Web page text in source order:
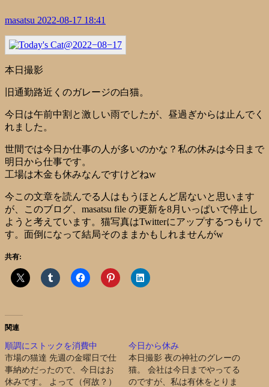
masatsu 2022-08-17 18:41
本日撮影
旧通勤路近くのガレージの白猫。
今日は午前中割と激しい雨でしたが、昼過ぎからは止んでく
れました。
世間では今日か仕事の人が多いのかな？私の休みは今日まで
明日から仕事です。
工場は木金も休みなんですけどねw
今この文章を読んでる人はもうほとんど居ないと思います
が、このブログ、masatsu file の更新を8月いっぱいで停止し
ようと考えています。猫写真はTwitterにアップするつもりで
す。面倒になって結局そのままかもしれませんがw
共有:
関連
順調にストックを消費中
市場の猫達 先週の金曜日で仕
事納めだったので、今日はお
休みです。 よって（何故？）
今日から休み
本日撮影 夜の神社のグレーの
猫。 会社は今日までやってる
のですが、私は有休をとりま